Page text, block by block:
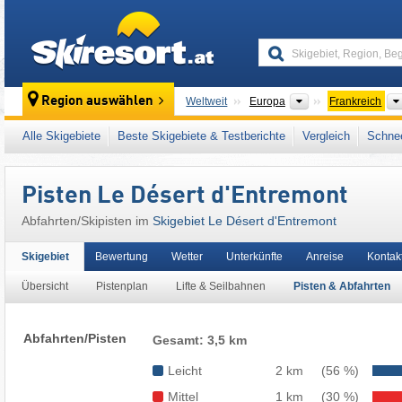
Region auswählen Weltweit Europa Kontinente
Frankreich
Dieses Skigebiet liegt auch in: Chartreuse
Westeuropa
Alle Skigebiete Beste Skigebiete & Testberichte Vergleich
Pisten Le Désert d'Entremont
Abfahrten/Skipisten im Skigebiet Le Désert d'Entremont
Skigebiet
Übersicht Pistenplan Lifte & Seilbahnen Pisten & Abfahrten
Bewertung Wetter Unterkünfte Anreise
Abfahrten/Pisten Gesamt: 3,5 km
Leicht 2 km
(56 %)
Mittel
1 km
(30 %)